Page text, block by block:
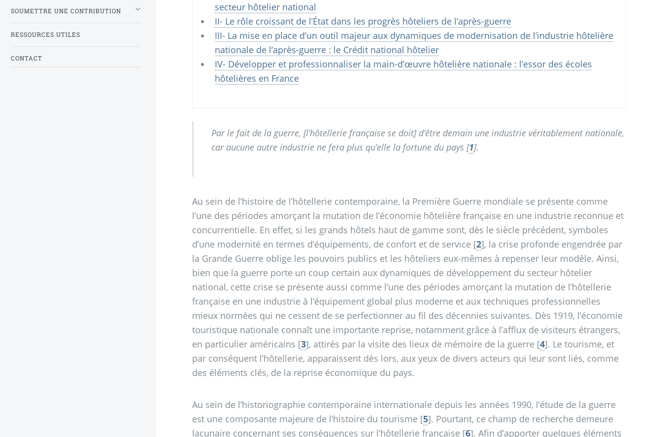
secteur hôtelier national
II- Le rôle croissant de l’État dans les progrès hôteliers de l’après-guerre
III- La mise en place d’un outil majeur aux dynamiques de modernisation de l’industrie hôtelière
nationale de l’après-guerre : le Crédit national hôtelier
IV- Développer et professionnaliser la main-d’œuvre hôtelière nationale : l’essor des écoles
hôtelières en France
Par le fait de la guerre, [l’hôtellerie française se doit] d’être demain une industrie véritablement nationale,
car aucune autre industrie ne fera plus qu’elle la fortune du pays [1].
Au sein de l’histoire de l’hôtellerie contemporaine, la Première Guerre mondiale se présente comme
l’une des périodes amorçant la mutation de l’économie hôtelière française en une industrie reconnue et
concurrentielle. En effet, si les grands hôtels haut de gamme sont, dès le siècle précédent, symboles
d’une modernité en termes d’équipements, de confort et de service [2], la crise profonde engendrée par
la Grande Guerre oblige les pouvoirs publics et les hôteliers eux-mêmes à repenser leur modèle. Ainsi,
bien que la guerre porte un coup certain aux dynamiques de développement du secteur hôtelier
national, cette crise se présente aussi comme l’une des périodes amorçant la mutation de l’hôtellerie
française en une industrie à l’équipement global plus moderne et aux techniques professionnelles
mieux normées qui ne cessent de se perfectionner au fil des décennies suivantes. Dès 1919, l’économie
touristique nationale connaît une importante reprise, notamment grâce à l’afflux de visiteurs étrangers,
en particulier américains [3], attirés par la visite des lieux de mémoire de la guerre [4]. Le tourisme, et
par conséquent l’hôtellerie, apparaissent dès lors, aux yeux de divers acteurs qui leur sont liés, comme
des éléments clés, de la reprise économique du pays.
Au sein de l’historiographie contemporaine internationale depuis les années 1990, l’étude de la guerre
est une composante majeure de l’histoire du tourisme [5]. Pourtant, ce champ de recherche demeure
lacunaire concernant ses conséquences sur l’hôtellerie française [6]. Afin d’apporter quelques éléments
SOUMETTRE UNE CONTRIBUTION
RESSOURCES UTILES
CONTACT